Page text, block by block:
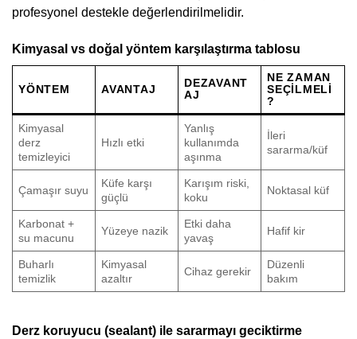
profesyonel destekle değerlendirilmelidir.
Kimyasal vs doğal yöntem karşılaştırma tablosu
YÖNTEM AVANTAJ
DEZAVANT
AJ
NE ZAMAN
SEÇILMELI
?
Kimyasal
derz
temizleyici
Hızlı etki
Yanlış
kullanımda
aşınma
İleri
sararma/küf
Çamaşır suyu
Küfe karşı
güçlü
Karışım riski,
koku
Noktasal küf
Karbonat +
su macunu
Yüzeye nazik
Etki daha
yavaş
Hafif kir
Buharlı
temizlik
Kimyasal
azaltır
Cihaz gerekir
Düzenli
bakım
Derz koruyucu (sealant) ile sararmayı geciktirme